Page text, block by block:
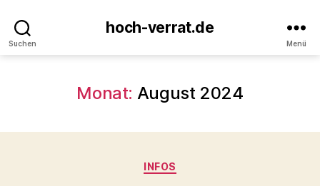
Suchen
hoch-verrat.de
Menü
Monat: August 2024
Kategorien
INFOS